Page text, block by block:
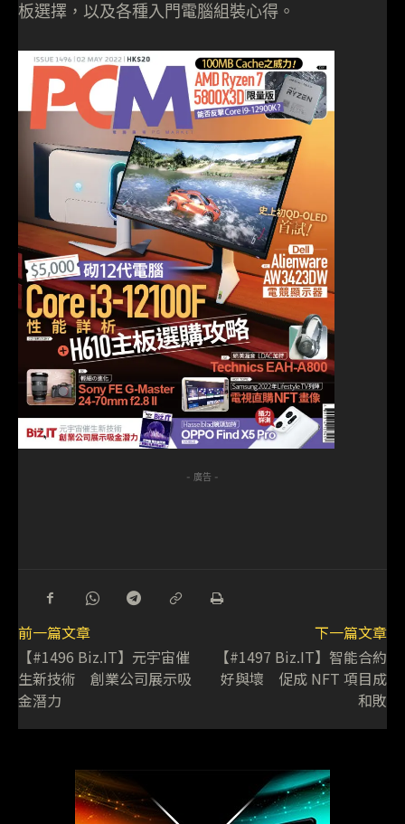
板選擇，以及各種入門電腦組裝心得。
- 廣告 -
前一篇文章
【#1496 Biz.IT】元宇宙催
生新技術 創業公司展示吸
金潛力
下一篇文章
【#1497 Biz.IT】智能合約
好與壞 促成 NFT 項目成
和敗